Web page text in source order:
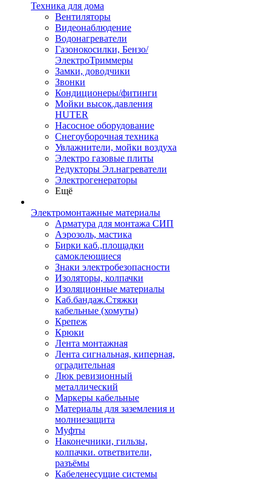
Техника для дома
Вентиляторы
Видеонаблюдение
Водонагреватели
Газонокосилки, Бензо/
ЭлектроТриммеры
Замки, доводчики
Звонки
Кондиционеры/фитинги
Мойки высок.давления
HUTER
Насосное оборудование
Снегоуборочная техника
Увлажнители, мойки воздуха
Электро газовые плиты
Редукторы Эл.нагреватели
Электрогенераторы
Ещё
Электромонтажные материалы
Арматура для монтажа СИП
Аэрозоль, мастика
Бирки каб.,площадки
самоклеющиеся
Знаки электробезопасности
Изоляторы, колпачки
Изоляционные материалы
Каб.бандаж.Стяжки
кабельные (хомуты)
Крепеж
Крюки
Лента монтажная
Лента сигнальная, киперная,
оградительная
Люк ревизионный
металлический
Маркеры кабельные
Материалы для заземления и
молниезащита
Муфты
Наконечники, гильзы,
колпачки. ответвители,
разъёмы
Кабеленесущие системы